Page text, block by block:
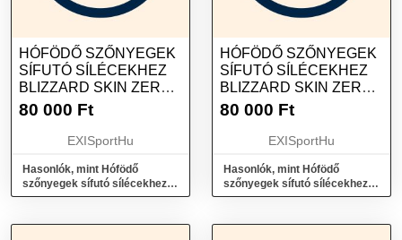
HÓFÖDŐ SZŐNYEGEK
SÍFUTÓ SÍLÉCEKHEZ
BLIZZARD SKIN ZERO
G 85 S
80 000 Ft
EXISportHu
Hasonlók, mint Hófödő
szőnyegek sífutó sílécekhez
BLIZZARD Skin Zero G 85 S
HÓFÖDŐ SZŐNYEGEK
SÍFUTÓ SÍLÉCEKHEZ
BLIZZARD SKIN ZERO
G 85 L
80 000 Ft
EXISportHu
Hasonlók, mint Hófödő
szőnyegek sífutó sílécekhez
BLIZZARD Skin Zero G 85 L